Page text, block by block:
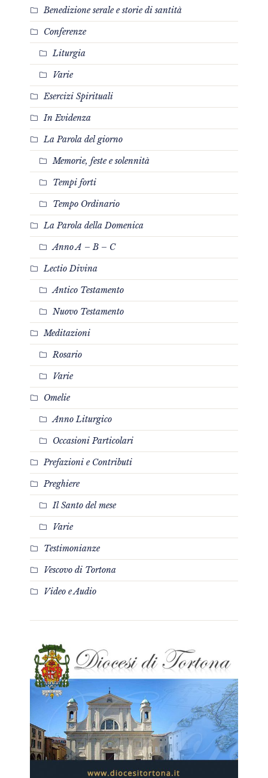
Benedizione serale e storie di santità
Conferenze
Liturgia
Varie
Esercizi Spirituali
In Evidenza
La Parola del giorno
Memorie, feste e solennità
Tempi forti
Tempo Ordinario
La Parola della Domenica
Anno A – B – C
Lectio Divina
Antico Testamento
Nuovo Testamento
Meditazioni
Rosario
Varie
Omelie
Anno Liturgico
Occasioni Particolari
Prefazioni e Contributi
Preghiere
Il Santo del mese
Varie
Testimonianze
Vescovo di Tortona
Video e Audio